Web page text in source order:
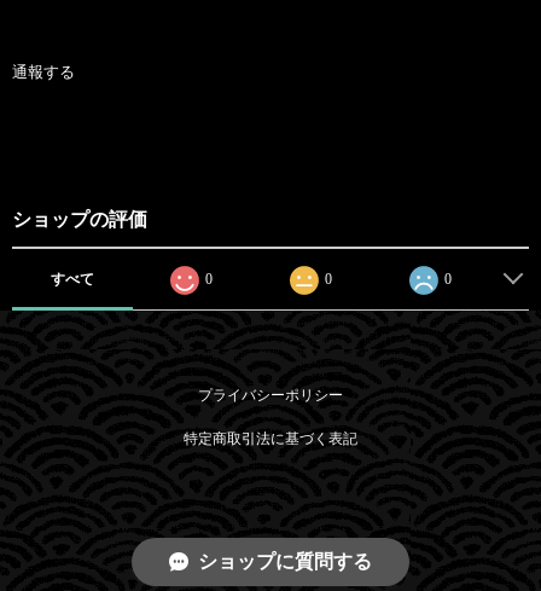
通報する
ショップの評価
すべて 0 0 0
プライバシーポリシー
特定商取引法に基づく表記
ショップに質問する